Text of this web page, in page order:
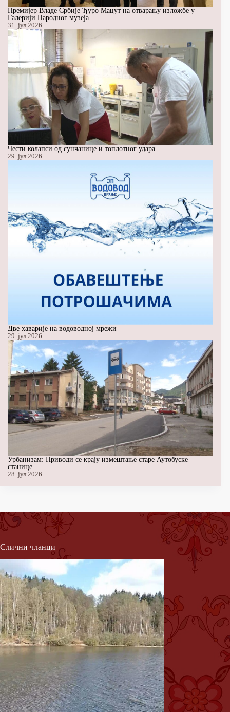
Премијер Владе Србије Ђуро Мацут на отварању изложбе у
Галерији Народног музеја
31. јул 2026.
Чести колапси од сунчанице и топлотног удара
29. јул 2026.
Две хаварије на водоводној мрежи
29. јул 2026.
Урбанизам: Приводи се крају измештање старе Аутобуске
станице
28. јул 2026.
Слични чланци